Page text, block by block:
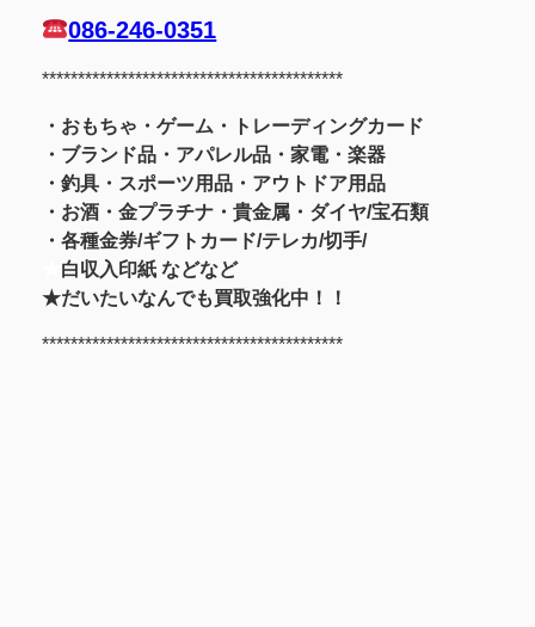
086-246-0351
******************************************
・おもちゃ・ゲーム・トレーディングカード
・ブランド品・アパレル品・家電・楽器
・釣具・スポーツ用品・アウトドア用品
・お酒・金プラチナ・貴金属・ ダイヤ/宝石類
・各種金券/ギフトカード/テレカ/切手/
白収入印紙 などなど
★だいたいなんでも買取強化中！！
******************************************